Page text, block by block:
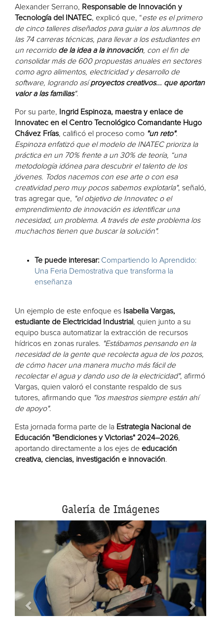
Alexander Serrano, Responsable de Innovación y
Tecnología del INATEC, explicó que, “este es el primero
de cinco talleres diseñados para guiar a los alumnos de
las 74 carreras técnicas, para llevar a los estudiantes en
un recorrido de la idea a la innovación, con el fin de
consolidar más de 600 propuestas anuales en sectores
como agro alimentos, electricidad y desarrollo de
software, logrando asíproyectos creativos... que aportan
valor a las familias".
Por su parte,
Ingrid Espinoza, maestra y enlace de
Innovatec en el Centro Tecnológico Comandante Hugo
Chávez Frías, calificó el proceso como "un reto".
Espinoza enfatizó que el modelo de INATEC prioriza la
práctica en un 70% frente a un 30% de teoría, “una
metodología idónea para descubrir el talento de los
jóvenes. Todos nacemos con ese arte o con esa
creatividad pero muy pocos sabemos explotarla", señaló,
tras agregar que, "el objetivo de Innovatec o el
emprendimiento de innovación es identificar una
necesidad, un problema. A través de este problema los
muchachos tienen que buscar la solución".
Te puede interesar: Compartiendo lo Aprendido:
Una Feria Demostrativa que transforma la
enseñanza
Un ejemplo de este enfoque es Isabella Vargas,
estudiante de Electricidad Industrial , quien junto a su
equipo busca automatizar la extracción de recursos
hídricos en zonas rurales. "Estábamos pensando en la
necesidad de la gente que recolecta agua de los pozos,
de cómo hacer una manera mucho más fácil de
recolectar el agua y dando uso de la electricidad", afirmó
Vargas, quien valoró el constante respaldo de sus
tutores, afirmando que "los maestros siempre están ahí
de apoyo".
Esta jornada forma parte de la Estrategia Nacional de
Educación "Bendiciones y Victorias" 2024–2026,
aportando directamente a los ejes de educación
creativa, ciencias, investigación e innovación.
Galería de Imágenes